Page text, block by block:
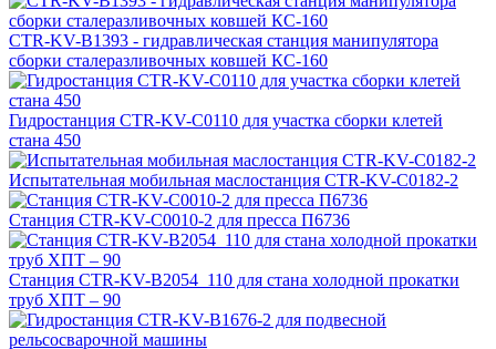
CTR-KV-B1393 - гидравлическая станция манипулятора
сборки сталеразливочных ковшей КС-160
Гидростанция CTR-KV-C0110 для участка сборки клетей
стана 450
Испытательная мобильная маслостанция CTR-KV-C0182-2
Станция CTR-KV-C0010-2 для пресса П6736
Станция CTR-KV-B2054_110 для стана холодной прокатки
труб ХПТ – 90